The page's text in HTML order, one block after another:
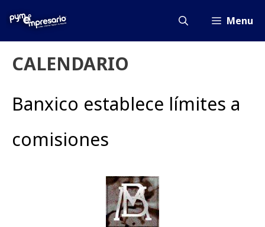
Menu
CALENDARIO
Banxico establece límites a
comisiones